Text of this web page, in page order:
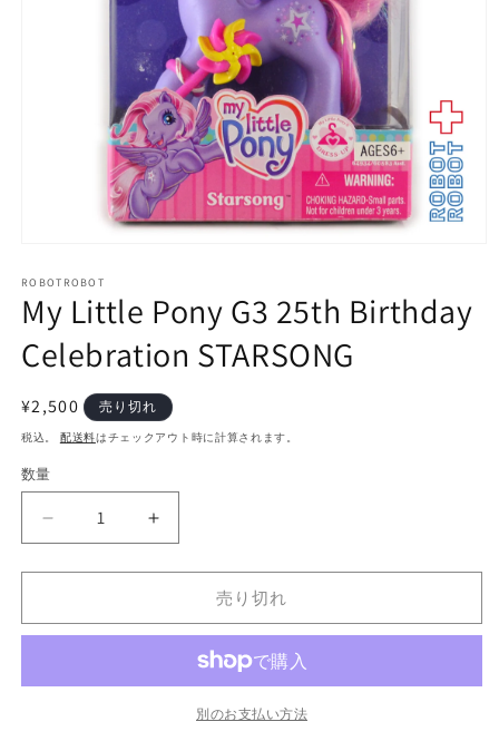
ダ
ル
メ
デ
ア
(1)
開
く
ROBOTROBOT
My Little Pony G3 25th Birthday
Celebration STARSONG
通
常
格
¥2,500 売り切れ
税込。 配送料はチェックアウト時に計算されます。
数
数量
Little
Pony
25th
STARSONG
My
Little
Pony
25th
Birthday
Celebration
STARSONG
売り切れ
別のお支払い方法